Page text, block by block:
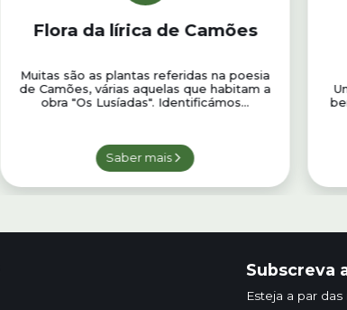
Flora da lírica de Camões
Muitas são as plantas referidas na poesia
de Camões, várias aquelas que habitam a
obra "Os Lusíadas". Identificámos...
Saber mais
Subscreva
Esteja a par